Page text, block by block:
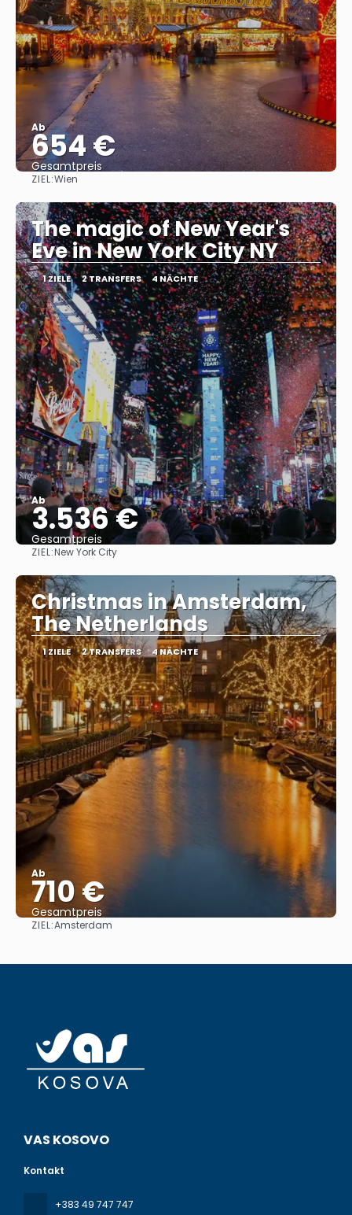
Ab
654 €
Gesamtpreis
ZIEL:Wien
The magic of New Year's
Eve in New York City NY
1 ZIELE 2 TRANSFERS 4 NÄCHTE
Ab
3.536 €
Gesamtpreis
ZIEL:New York City
Christmas in Amsterdam,
The Netherlands
1 ZIELE 2 TRANSFERS 4 NÄCHTE
Ab
710 €
Gesamtpreis
ZIEL:Amsterdam
VAS KOSOVO
Kontakt
+383 49 747 747